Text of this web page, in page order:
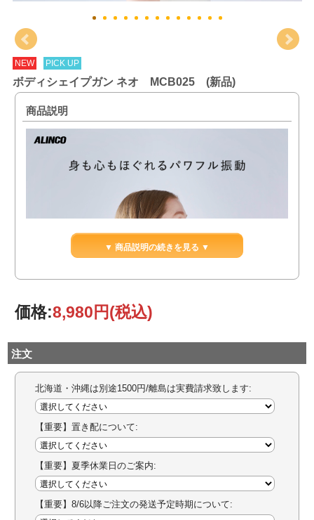
NEW PICK UP
ボディシェイプガン ネオ MCB025 (新品)
商品説明
▼ 商品説明の続きを見る ▼
価格:8,980円(税込)
注文
北海道・沖縄は別途1500円/離島は実費請求致します:
【重要】置き配について:
【重要】夏季休業日のご案内:
【重要】8/6以降ご注文の発送予定時期について: